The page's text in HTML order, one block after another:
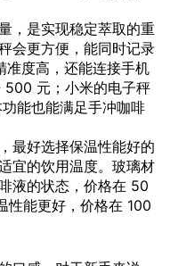
，是实现稳定萃取的重
会更方便，能同时记录
准度高，还能连接手机
元；小米的电子秤
能也能满足手冲咖啡
最好选择保温性能好的
宜的饮用温度。玻璃材
液的状态，价格在 50
性能更好，价格在 100